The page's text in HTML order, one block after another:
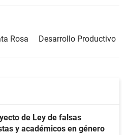
Rosa Desarrollo Productivo
de Ley de falsas
y académicos en género